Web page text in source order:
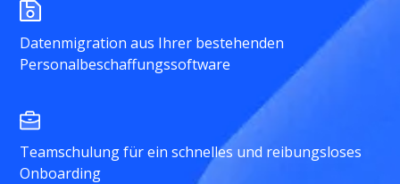
Datenmigration aus Ihrer bestehenden
Personalbeschaffungssoftware
Teamschulung für ein schnelles und reibungsloses
Onboarding